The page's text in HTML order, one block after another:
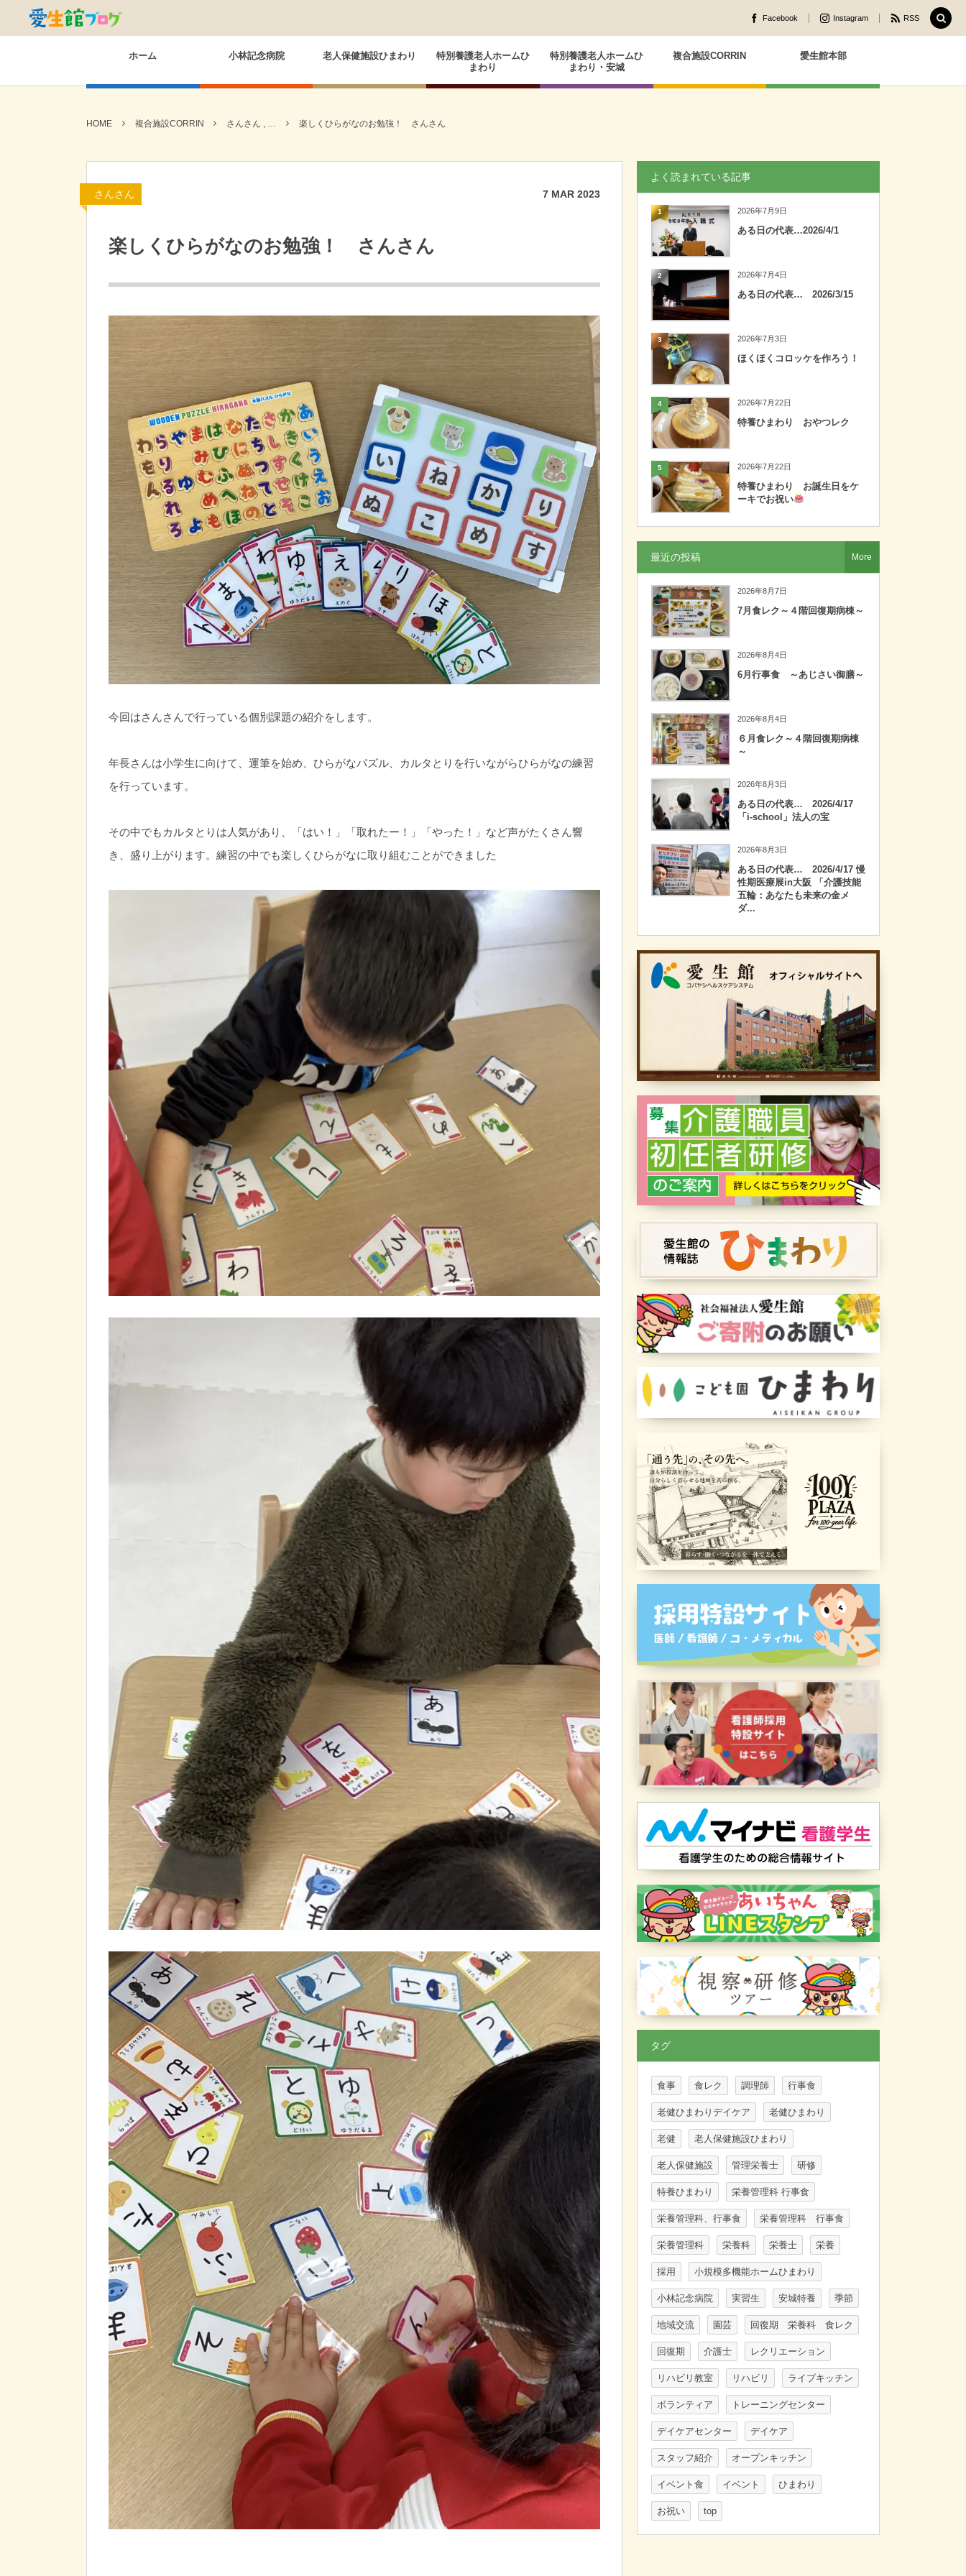
Facebook Instagram RSS
ホーム 小林記念病院 老人保健施設ひまわり
特別養護老人ホームひ
まわり
特別養護老人ホームひ
まわり・安城
複合施設CORRIN 愛生館本部
HOME 複合施設CORRIN さんさん , … 楽しくひらがなのお勉強！ さんさん
さんさん 7 MAR 2023
楽しくひらがなのお勉強！ さんさん
今回はさんさんで行っている個別課題の紹介をします。
年長さんは小学生に向けて、運筆を始め、ひらがなパズル、カルタとりを行いながらひらがなの練習
を行っています。
その中でもカルタとりは人気があり、「はい！」「取れたー！」「やった！」など声がたくさん響
き、盛り上がります。練習の中でも楽しくひらがなに取り組むことができました
よく読まれている記事
1 2026年7月9日
ある日の代表…2026/4/1
2 2026年7月4日
ある日の代表… 2026/3/15
3 2026年7月3日
ほくほくコロッケを作ろう！
4 2026年7月22日
特養ひまわり おやつレク
5 2026年7月22日
特養ひまわり お誕生日をケ
ーキでお祝い
最近の投稿
2026年8月7日
7月食レク～４階回復期病棟～
2026年8月4日
6月行事食 ～あじさい御膳～
2026年8月4日
６月食レク～４階回復期病棟
～
2026年8月3日
ある日の代表… 2026/4/17
「i-school」法人の宝
2026年8月3日
ある日の代表… 2026/4/17 慢
性期医療展in大阪 「介護技能
五輪：あなたも未来の金メ
ダ...
More
タグ
食事 食レク 調理師 行事食
老健ひまわりデイケア 老健ひまわり
老健 老人保健施設ひまわり
老人保健施設 管理栄養士 研修
特養ひまわり 栄養管理科 行事食
栄養管理科、行事食 栄養管理科 行事食
栄養管理科 栄養科 栄養士 栄養
採用 小規模多機能ホームひまわり
小林記念病院 実習生 安城特養 季節
地域交流 園芸 回復期 栄養科 食レク
回復期 介護士 レクリエーション
リハビリ教室 リハビリ ライブキッチン
ボランティア トレーニングセンター
デイケアセンター デイケア
スタッフ紹介 オープンキッチン
イベント食 イベント ひまわり
お祝い top